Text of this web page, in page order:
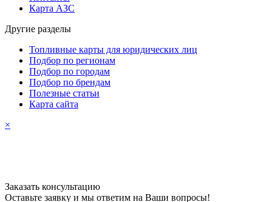
Карта АЗС
Другие разделы
Топливные карты для юридических лиц
Подбор по регионам
Подбор по городам
Подбор по брендам
Полезные статьи
Карта сайта
×
Заказать консультацию
Оставьте заявку и мы ответим на Ваши вопросы!